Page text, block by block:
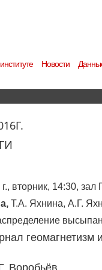
Новости
вторник, 14:30, зал
Т.А. Яхнина, А.Г.
Воробьёв